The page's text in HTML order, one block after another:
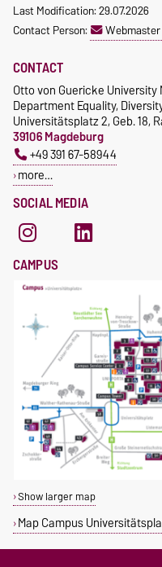
Last Modification: 29.07.2026
Contact Person:
Webmaster
SOCIAL MEDIA
CONTACT
Otto von Guericke University
Department Equality,
Universitätsplatz 2, Geb. 18,
39106 Magdeburg
+49 391 67-58944
more…
CAMPUS
Show larger map
Map Campus